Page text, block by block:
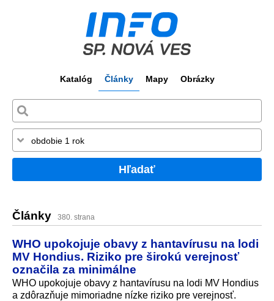
Katalóg Články Mapy Obrázky
Hľadať
Články 380. strana
WHO upokojuje obavy z hantavírusu na lodi
MV Hondius. Riziko pre širokú verejnosť
označila za minimálne
WHO upokojuje obavy z hantavírusu na lodi MV Hondius
a zdôrazňuje mimoriadne nízke riziko pre verejnosť.